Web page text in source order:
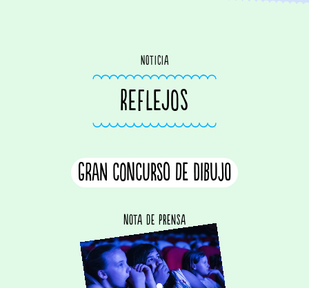
noticia
REFLEJOS
Gran concurso de dibujo
Nota de prensa